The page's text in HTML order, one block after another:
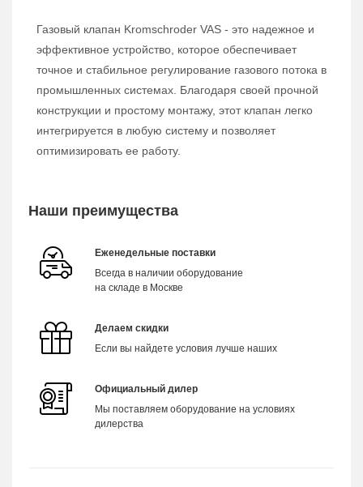
Газовый клапан Kromschroder VAS - это надежное и
эффективное устройство, которое обеспечивает
точное и стабильное регулирование газового потока в
промышленных системах. Благодаря своей прочной
конструкции и простому монтажу, этот клапан легко
интегрируется в любую систему и позволяет
оптимизировать ее работу.
Наши преимущества
Еженедельные поставки
Всегда в наличии оборудование
на складе в Москве
Делаем скидки
Если вы найдете условия лучше наших
Официальный дилер
Мы поставляем оборудование на условиях
дилерства